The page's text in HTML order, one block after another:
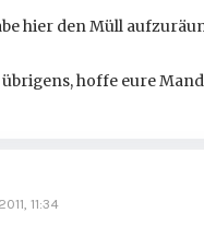
hier den Müll
hoffe eure
11:34